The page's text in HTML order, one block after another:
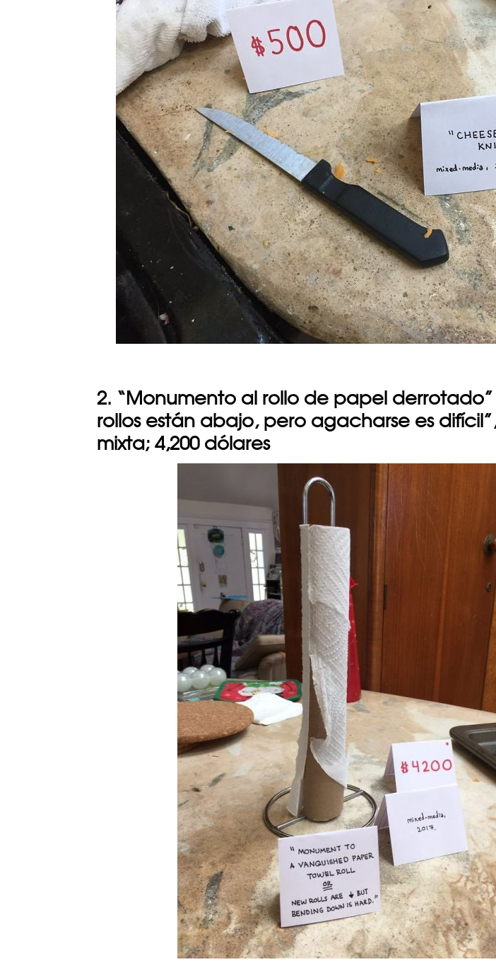
2. “Monumento al rollo de papel derrotado”
rollos están abajo, pero agacharse es
mixta; 4,200 dólares